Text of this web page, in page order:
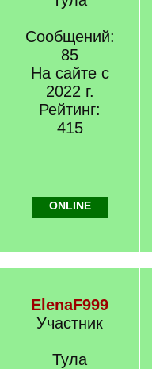
Сообщений:
85
На сайте с
2022 г.
Рейтинг:
415
ONLINE
ElenaF999
Участник
Тула